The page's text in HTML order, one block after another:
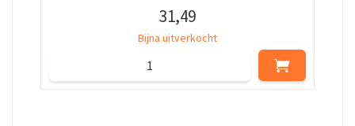
31,49
Bijna uitverkocht